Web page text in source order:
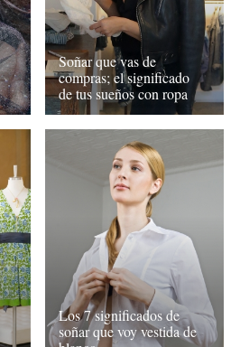
Soñar que vas de
compras; el significado
de tus sueños con ropa
Los 7 significados de
soñar que voy vestida de